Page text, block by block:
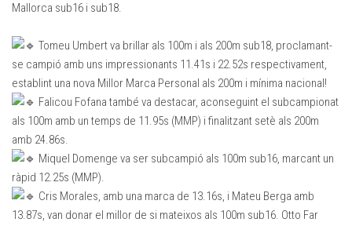
Mallorca sub16 i sub18.
Tomeu Umbert va brillar als 100m i als 200m sub18, proclamant-
se campió amb uns impressionants 11.41s i 22.52s respectivament,
establint una nova Millor Marca Personal als 200m i mínima nacional!
Falicou Fofana també va destacar, aconseguint el subcampionat
als 100m amb un temps de 11.95s (MMP) i finalitzant setè als 200m
amb 24.86s.
Miquel Domenge va ser subcampió als 100m sub16, marcant un
ràpid 12.25s (MMP).
Cris Morales, amb una marca de 13.16s, i Mateu Berga amb
13.87s, van donar el millor de si mateixos als 100m sub16. Otto Far